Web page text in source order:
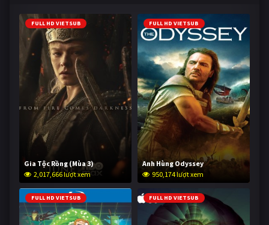
FULL HD VIETSUB
Gia Tộc Rồng (Mùa 3)
2,017,666 lượt xem
FULL HD VIETSUB
Anh Hùng Odyssey
950,174 lượt xem
FULL HD VIETSUB FULL HD VIETSUB